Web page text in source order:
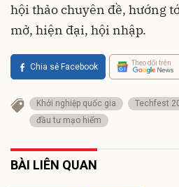
hội thảo chuyên đề, hướng
mở, hiện đại, hội nhập.
Chia sẻ Facebook Theo dõi trên
Khởi nghiệp quốc gia Techfest
đầu tư mạo hiểm
BÀI LIÊN QUAN